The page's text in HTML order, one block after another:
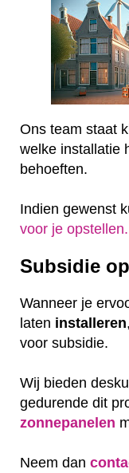
Ons team staat
welke installatie
behoeften.
Indien gewenst
voor je opstellen.
Subsidie
Wanneer je
laten installeren
voor subsidie.
Wij bieden
gedurende dit
zonnepanelen
Neem dan